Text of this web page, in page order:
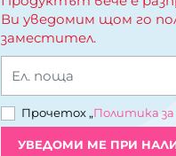
Ви уведомим щом го
заместител.
Ел. поща
Прочетох „Политика
УВЕДОМИ МЕ ПРИ